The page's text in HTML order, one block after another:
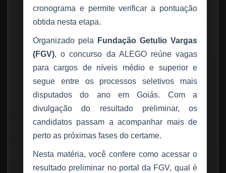
cronograma e permite verificar a pontuação
obtida nesta etapa.
Organizado pela
Fundação Getulio Vargas
(FGV), o concurso da ALEGO reúne vagas
para cargos de níveis médio e superior e
segue entre os processos seletivos mais
disputados do ano em Goiás. Com a
divulgação do resultado preliminar, os
candidatos passam a acompanhar mais de
perto as próximas fases do certame.
Nesta matéria, você confere como acessar o
resultado preliminar no portal da FGV, qual é